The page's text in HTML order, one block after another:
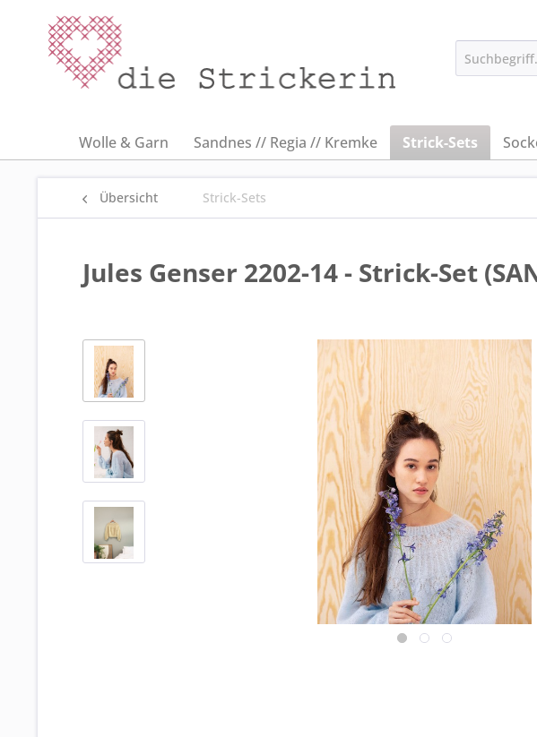
Wolle & Garn Sandnes // Regia // Kremke Strick-Sets
Übersicht Strick-Sets
Jules Genser 2202-14 - Strick-Set